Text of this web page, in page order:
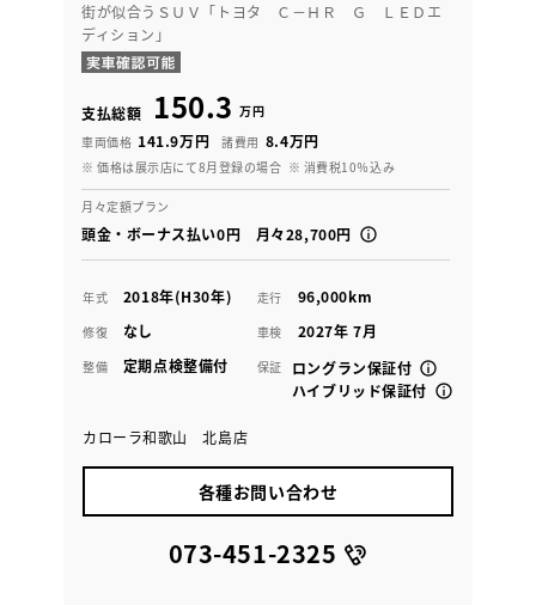
街が似合うＳＵＶ「トヨタ Ｃ－ＨＲ Ｇ ＬＥＤエ
ディション」
支払総額 150.3 万円
車両価格 141.9万円 諸費用 8.4万円
※ 価格は展示店にて8月登録の場合 ※ 消費税10％込み
月々定額プラン
頭金・ボーナス払い0円 月々28,700円
年式 2018年(H30年) 走行 96,000km
修復 なし 車検 2027年 7月
整備 定期点検整備付 保証
ロングラン保証付
ハイブリッド保証付
カローラ和歌山 北島店
各種お問い合わせ
073-451-2325